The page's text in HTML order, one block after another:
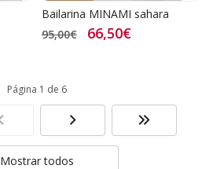
Bailarina MINAMI sahara
95,00€
66,50€
Página 1 de 6
Mostrar todos